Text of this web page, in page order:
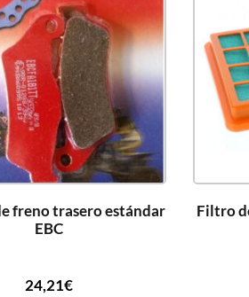
freno trasero estándar
EBC
24,21€
Filtro